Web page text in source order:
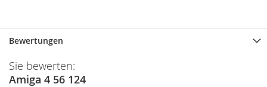
Bewertungen
Sie bewerten:
Amiga 4 56 124